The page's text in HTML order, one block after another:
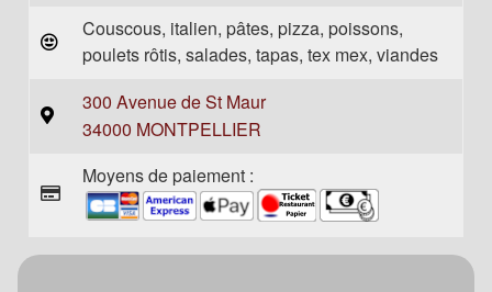
Couscous, italien, pâtes, pizza, poissons,
poulets rôtis, salades, tapas, tex mex, viandes
300 Avenue de St Maur
34000 MONTPELLIER
Moyens de paiement :